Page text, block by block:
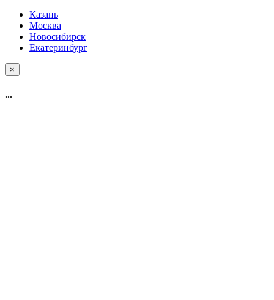
Казань
Москва
Новосибирск
Екатеринбург
×
...